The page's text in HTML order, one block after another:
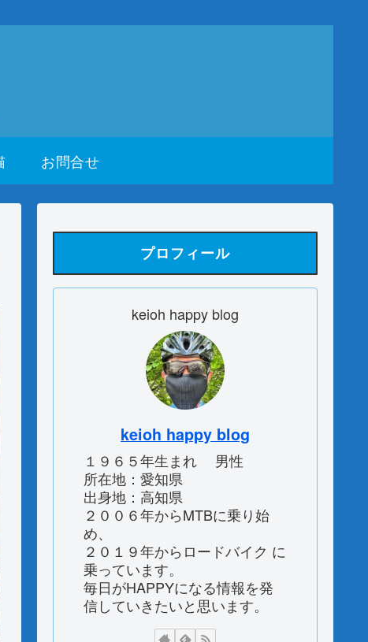
お問合せ
プロフィール
keioh happy blog
keioh happy blog
１９６５年生まれ 男性
所在地：愛知県
出身地：高知県
２００６年からMTBに乗り始
め、
２０１９年からロードバイク に
乗っています。
毎日がHAPPYになる情報を発
信していきたいと思います。